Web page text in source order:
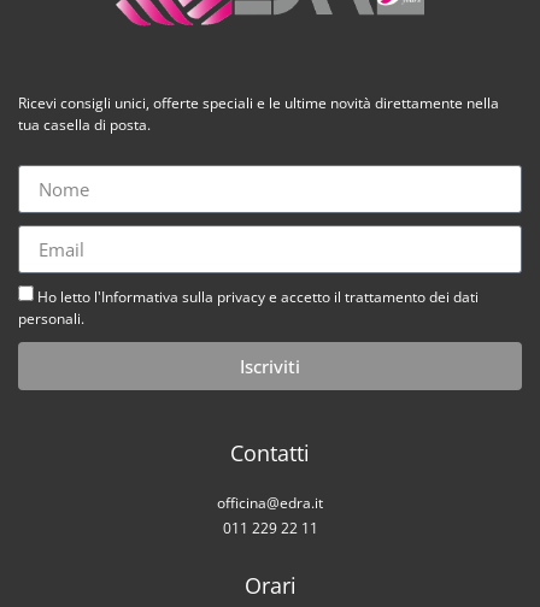
Ricevi consigli unici, offerte speciali e le ultime novità direttamente nella
tua casella di posta.
Ho letto l'Informativa sulla privacy e accetto il trattamento dei dati
personali.
Iscriviti
Contatti
officina@edra.it
011 229 22 11
Orari